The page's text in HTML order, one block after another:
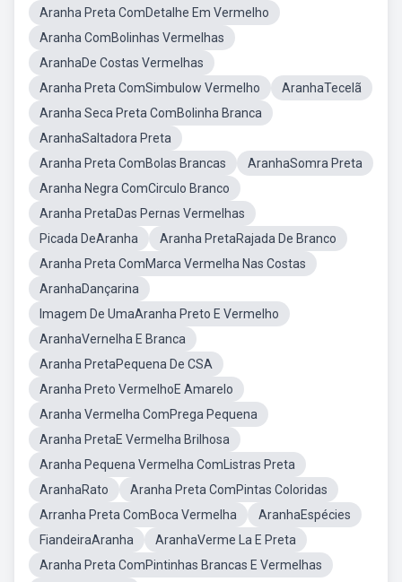
Aranha Preta ComDetalhe Em Vermelho
Aranha ComBolinhas Vermelhas
AranhaDe Costas Vermelhas
Aranha Preta ComSimbulow Vermelho
AranhaTecelã
Aranha Seca Preta ComBolinha Branca
AranhaSaltadora Preta
Aranha Preta ComBolas Brancas
AranhaSomra Preta
Aranha Negra ComCirculo Branco
Aranha PretaDas Pernas Vermelhas
Picada DeAranha
Aranha PretaRajada De Branco
Aranha Preta ComMarca Vermelha Nas Costas
AranhaDançarina
Imagem De UmaAranha Preto E Vermelho
AranhaVernelha E Branca
Aranha PretaPequena De CSA
Aranha Preto VermelhoE Amarelo
Aranha Vermelha ComPrega Pequena
Aranha PretaE Vermelha Brilhosa
Aranha Pequena Vermelha ComListras Preta
AranhaRato
Aranha Preta ComPintas Coloridas
Arranha Preta ComBoca Vermelha
AranhaEspécies
FiandeiraAranha
AranhaVerme La E Preta
Aranha Preta ComPintinhas Brancas E Vermelhas